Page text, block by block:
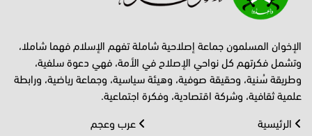
الإخوان المسلمون جماعة إصلاحية شاملة تفهم الإسلام فهما شاملا،
وتشمل فكرتهم كل نواحي الإصلاح في الأمة، فهي دعوة سلفية،
وطريقة سُنية، وحقيقة صوفية، وهيئة سياسية، وجماعة رياضية، ورابطة
علمية ثقافية، وشركة اقتصادية، وفكرة اجتماعية.
الرئيسية
عرب وعجم